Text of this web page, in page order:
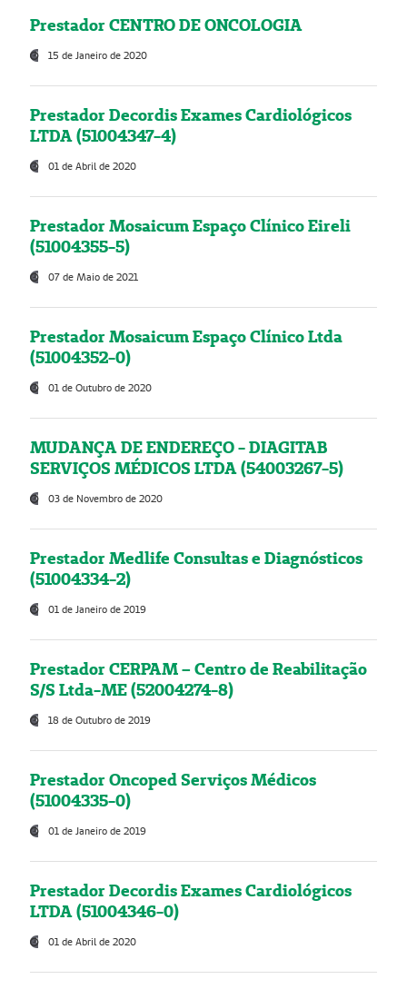
Prestador CENTRO DE ONCOLOGIA
15 de Janeiro de 2020
Prestador Decordis Exames Cardiológicos
LTDA (51004347-4)
01 de Abril de 2020
Prestador Mosaicum Espaço Clínico Eireli
(51004355-5)
07 de Maio de 2021
Prestador Mosaicum Espaço Clínico Ltda
(51004352-0)
01 de Outubro de 2020
MUDANÇA DE ENDEREÇO - DIAGITAB
SERVIÇOS MÉDICOS LTDA (54003267-5)
03 de Novembro de 2020
Prestador Medlife Consultas e Diagnósticos
(51004334-2)
01 de Janeiro de 2019
Prestador CERPAM – Centro de Reabilitação
S/S Ltda-ME (52004274-8)
18 de Outubro de 2019
Prestador Oncoped Serviços Médicos
(51004335-0)
01 de Janeiro de 2019
Prestador Decordis Exames Cardiológicos
LTDA (51004346-0)
01 de Abril de 2020